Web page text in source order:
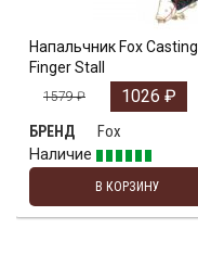
Напальчник Fox Casting
Finger Stall
1579₽ 1026 ₽
БРЕНД
Fox
Наличие
В КОРЗИНУ